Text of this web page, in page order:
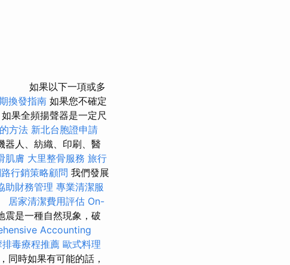
如果以下一項或多
換發指南 如果您不確定
果全頻揚聲器是一定尺
方法 新北台胞證申請
器人、紡織、印刷、醫
肌膚 大里整骨服務 旅行
行銷策略顧問 我們發展
助財務管理 專業清潔服
居家清潔費用評估 On-
震是一種自然現象，破
Accounting
排毒療程推薦 歐式料理
同時如果有可能的話，